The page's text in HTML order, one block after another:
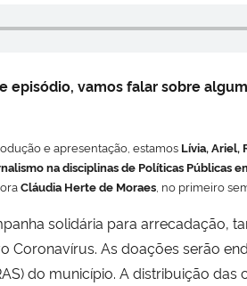
episódio, vamos falar sobre
e apresentação, estamos Lívia, Ariel,
na disciplinas de Políticas Públicas
Cláudia Herte de Moraes , no primeiro
solidária para arrecadação,
Coronavírus. As doações serão
do município. A distribuição das